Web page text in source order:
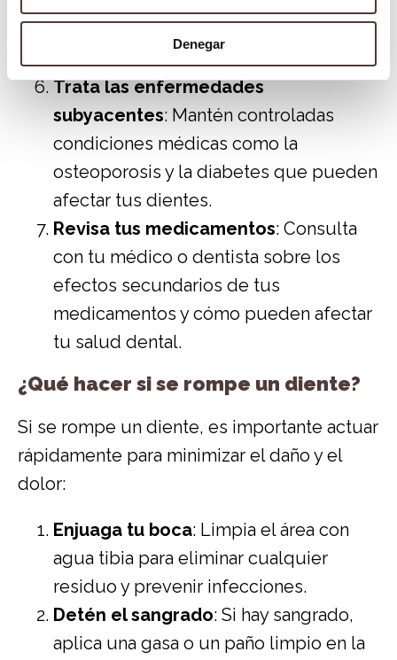
Denegar
extremadamente calientes y frías en
Trata las enfermedades
subyacentes: Mantén controladas
condiciones médicas como la
osteoporosis y la diabetes que pueden
afectar tus dientes.
Revisa tus medicamentos: Consulta
con tu médico o dentista sobre los
efectos secundarios de tus
medicamentos y cómo pueden afectar
tu salud dental.
¿Qué hacer si se rompe un diente?
Si se rompe un diente, es importante actuar
rápidamente para minimizar el daño y el
dolor:
Enjuaga tu boca: Limpia el área con
agua tibia para eliminar cualquier
residuo y prevenir infecciones.
Detén el sangrado: Si hay sangrado,
aplica una gasa o un paño limpio en la